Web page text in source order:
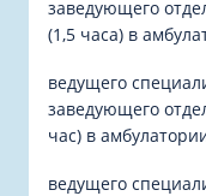
заведующего
(1,5 часа) в
ведущего
заведующего
час) в
ведущего